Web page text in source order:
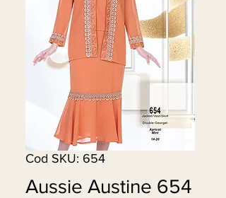
Cod SKU: 654
Aussie Austine 654